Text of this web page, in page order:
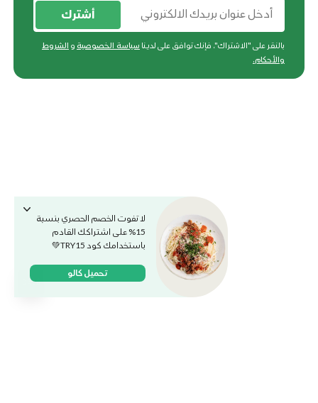
أشترك
بالنقر على "الاشتراك"، فإنك توافق على لدينا سياسة الخصوصية و الشروط
والأحكام.
لا تفوت الخصم الحصري بنسبة
15% على اشتراكك القادم
باستخدامك كود TRY15💚
تحميل كالو